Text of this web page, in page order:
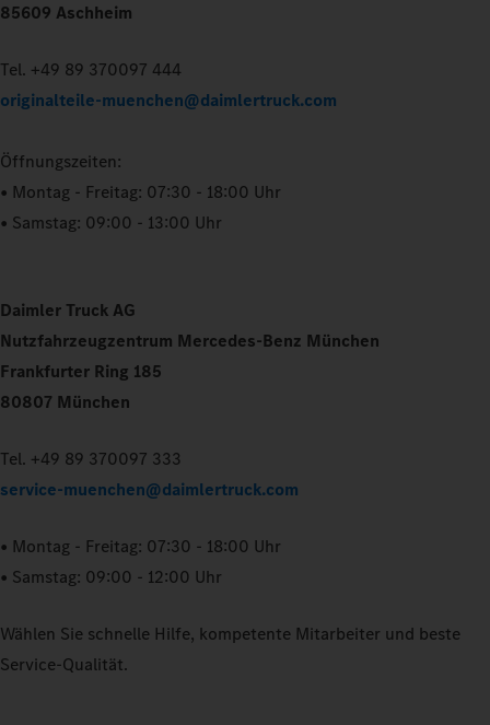
85609 Aschheim
Tel. +49 89 370097 444
originalteile-muenchen@daimlertruck.com
Öffnungszeiten:
• Montag - Freitag: 07:30 - 18:00 Uhr
• Samstag: 09:00 - 13:00 Uhr
Daimler Truck AG
Nutzfahrzeugzentrum Mercedes-Benz München
Frankfurter Ring 185
80807 München
Tel. +49 89 370097 333
service-muenchen@daimlertruck.com
• Montag - Freitag: 07:30 - 18:00 Uhr
• Samstag: 09:00 - 12:00 Uhr
Wählen Sie schnelle Hilfe, kompetente Mitarbeiter und beste
Service-Qualität.